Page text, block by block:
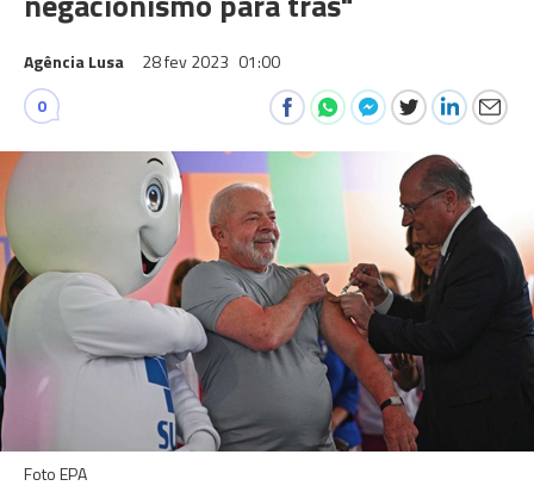
Agência Lusa 28 fev 2023 01:00
0
Foto EPA